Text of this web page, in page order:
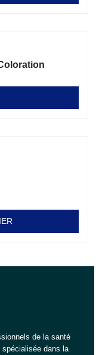
de la santé
spécialisée dans la